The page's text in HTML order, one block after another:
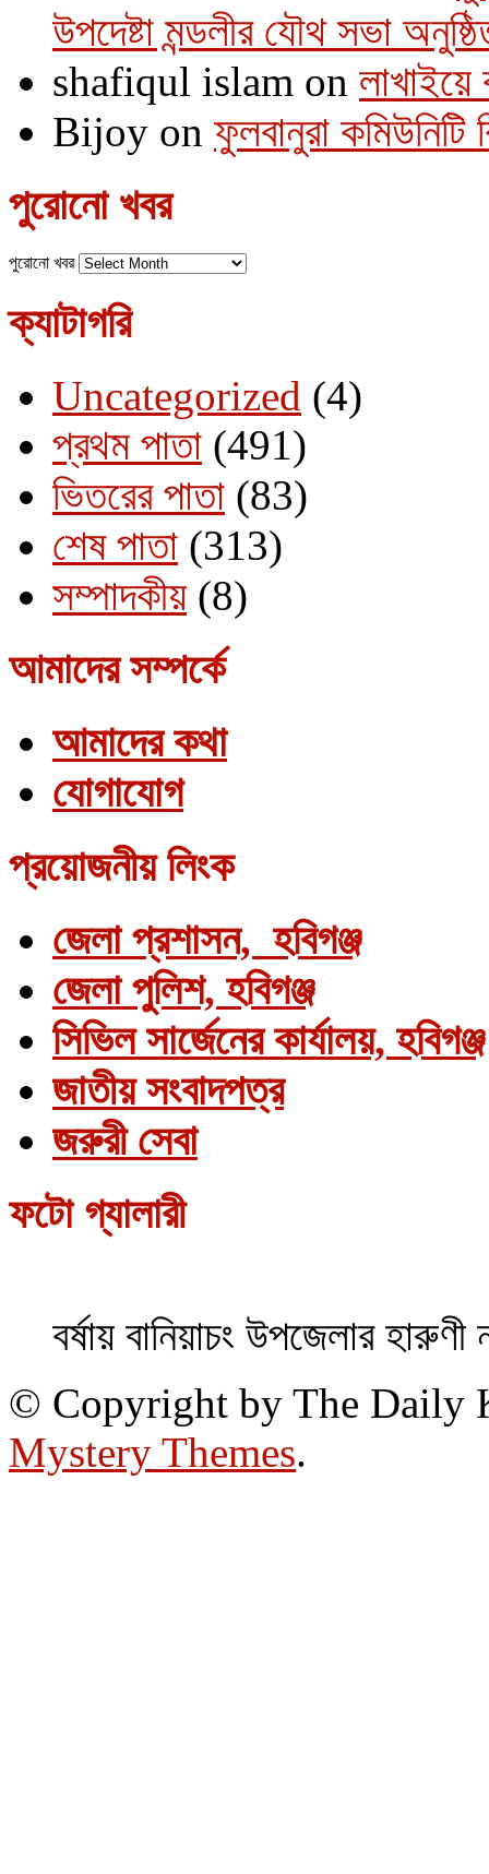
উপদেষ্টা মন্ডলীর যৌথ সভা
shafiqul islam on
Bijoy on ফুলবানুরা
পুরোনো খবর
পুরোনো খবর
ক্যাটাগরি
Uncategorized (4)
প্রথম পাতা (491)
ভিতরের পাতা (83)
শেষ পাতা (313)
সম্পাদকীয় (8)
আমাদের সম্পর্কে
আমাদের কথা
যোগাযোগ
প্রয়োজনীয় লিংক
জেলা প্রশাসন, হবিগঞ্জ
জেলা পুলিশ, হবিগঞ্জ
সিভিল সার্জেনের কার্যালয়, হবিগঞ্জ
জাতীয় সংবাদপত্র
জরুরী সেবা
ফটো গ্যালারী
বর্ষায় বানিয়াচং উপজেলার হারুণী
© Copyright by The Daily
Mystery Themes.